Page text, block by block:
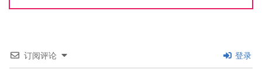
订阅评论 登录